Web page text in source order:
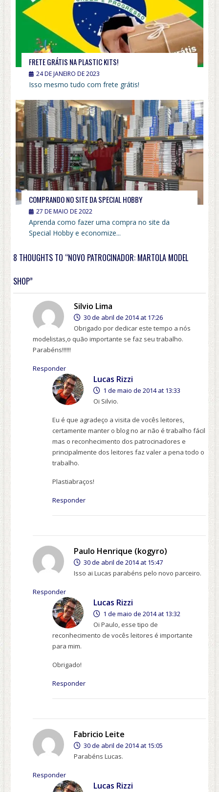
FRETE GRÁTIS NA PLASTIC KITS!
24 DE JANEIRO DE 2023
Isso mesmo tudo com frete grátis!
COMPRANDO NO SITE DA SPECIAL HOBBY
27 DE MAIO DE 2022
Aprenda como fazer uma compra no site da
Special Hobby e economize...
8 THOUGHTS TO “NOVO PATROCINADOR: MARTOLA MODEL
SHOP”
Silvio Lima
30 de abril de 2014 at 17:26
Obrigado por dedicar este tempo a nós
modelistas,o quão importante se faz seu trabalho.
Parabéns!!!!!!
Responder
Lucas Rizzi
1 de maio de 2014 at 13:33
Oi Silvio.
Eu é que agradeço a visita de vocês leitores,
certamente manter o blog no ar não é trabalho fácil
mas o reconhecimento dos patrocinadores e
principalmente dos leitores faz valer a pena todo o
trabalho.
Plastiabraços!
Responder
Paulo Henrique (kogyro)
30 de abril de 2014 at 15:47
Isso ai Lucas parabéns pelo novo parceiro.
Responder
Lucas Rizzi
1 de maio de 2014 at 13:32
Oi Paulo, esse tipo de
reconhecimento de vocês leitores é importante
para mim.
Obrigado!
Responder
Fabricio Leite
30 de abril de 2014 at 15:05
Parabéns Lucas.
Responder
Lucas Rizzi